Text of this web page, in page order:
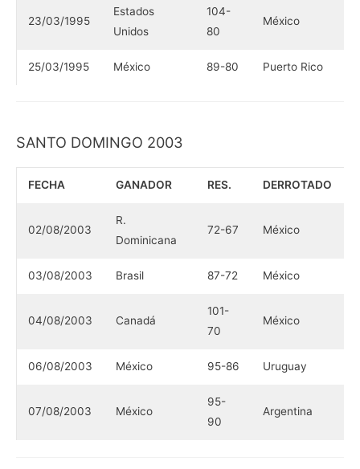
23/03/1995
Estados
Unidos
104-
80
México
25/03/1995 México 89-80 Puerto Rico
SANTO DOMINGO 2003
FECHA GANADOR RES. DERROTADO
02/08/2003
R.
Dominicana
72-67 México
03/08/2003 Brasil 87-72 México
04/08/2003 Canadá
101-
70
México
06/08/2003 México 95-86 Uruguay
07/08/2003 México
95-
90
Argentina